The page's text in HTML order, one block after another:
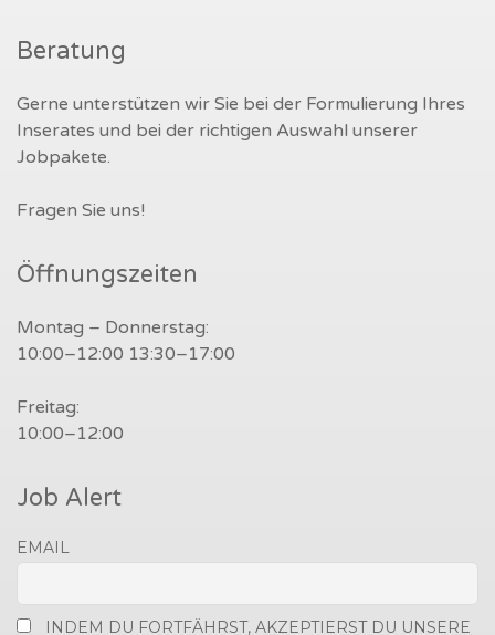
Beratung
Gerne unterstützen wir Sie bei der Formulierung Ihres
Inserates und bei der richtigen Auswahl unserer
Jobpakete.
Fragen Sie uns!
Öffnungszeiten
Montag – Donnerstag:
10:00–12:00 13:30–17:00
Freitag:
10:00–12:00
Job Alert
EMAIL
INDEM DU FORTFÄHRST, AKZEPTIERST DU UNSERE